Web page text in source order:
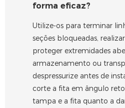
forma eficaz?
Utilize-os para terminar
seções bloqueadas,
proteger extremidades
armazenamento ou
despressurize antes de
corte a fita em ângulo
tampa e a fita quanto a